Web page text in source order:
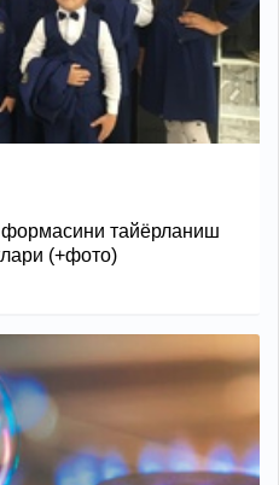
тайёрланиш
(+фото)